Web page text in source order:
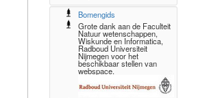
Bomengids
Grote dank aan de Faculteit
Natuur wetenschappen,
Wiskunde en Informatica,
Radboud Universiteit
Nijmegen voor het
beschikbaar stellen van
webspace.